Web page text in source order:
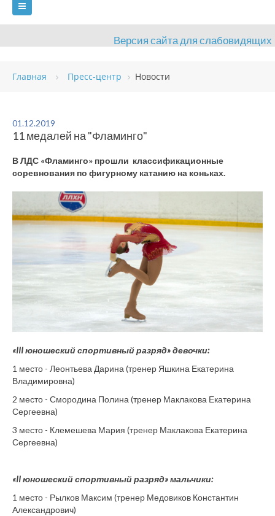
Версия сайта для слабовидящих
ГЛАВНАЯ
ВИДЫ СПОРТА
ОЦЕНКА КАЧЕСТВА ОБРАЗОВАНИЯ ВАКАНСИИ
ПЛАТНЫЕ УСЛУГИ
Главная Пресс-центр Новости
01.12.2019
11 медалей на "Фламинго"
В ЛДС «Фламинго» прошли классификационные
соревнования по фигурному катанию на коньках.
«III юношеский спортивный разряд» девочки:
1 место - Леонтьева Дарина (тренер Яшкина Екатерина
Владимировна)
2 место - Смородина Полина (тренер Маклакова Екатерина
Сергеевна)
3 место - Клемешева Мария (тренер Маклакова Екатерина
Сергеевна)
«II юношеский спортивный разряд» мальчики:
1 место - Рылков Максим (тренер Медовиков Константин
Александрович)